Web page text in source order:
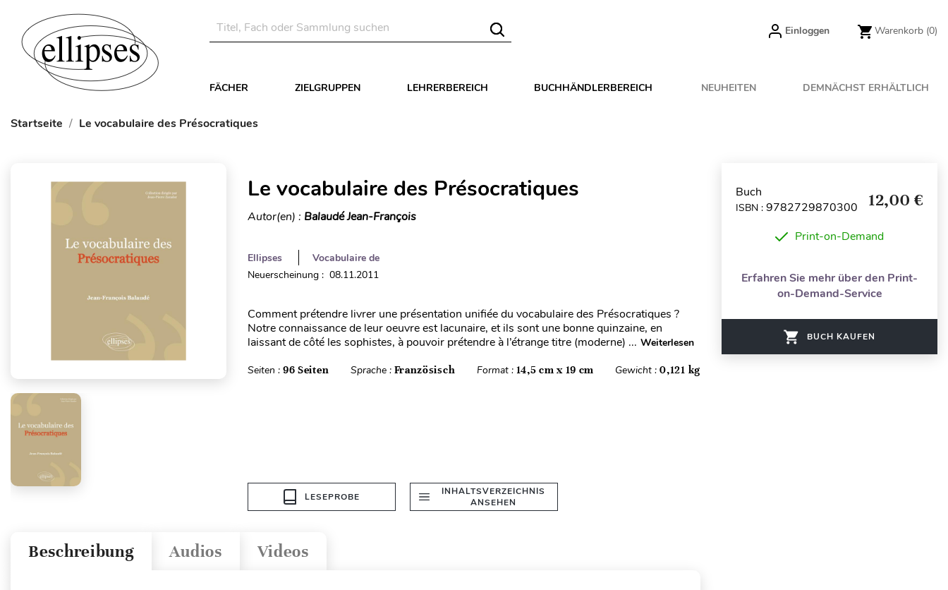
Einloggen Warenkorb (0)
FÄCHER ZIELGRUPPEN LEHRERBEREICH BUCHHÄNDLERBEREICH NEUHEITEN DEMNÄCHST ERHÄLTLICH
Startseite Le vocabulaire des Présocratiques
Le vocabulaire des Présocratiques
Autor(en) : Balaudé Jean-François
Ellipses
Vocabulaire de
Neuerscheinung : 08.11.2011
Comment prétendre livrer une présentation unifiée du vocabulaire des Présocratiques ?
Notre connaissance de leur oeuvre est lacunaire, et ils sont une bonne quinzaine, en
laissant de côté les sophistes, à pouvoir prétendre à l’étrange titre (moderne) ... Weiterlesen
Seiten : 96 Seiten Sprache : Französisch Format : 14,5 cm x 19 cm Gewicht :0,121 kg
LESEPROBE
INHALTSVERZEICHNIS
ANSEHEN
Videos
Audios
Beschreibung
Buch
ISBN : 9782729870300 12,00 €
Print-on-Demand
Erfahren Sie mehr über den Print-
on-Demand-Service
BUCH KAUFEN